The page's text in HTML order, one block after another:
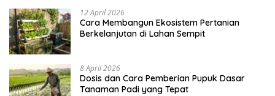
12 April 2026
Cara Membangun Ekosistem Pertanian
Berkelanjutan di Lahan Sempit
8 April 2026
Dosis dan Cara Pemberian Pupuk Dasar
Tanaman Padi yang Tepat